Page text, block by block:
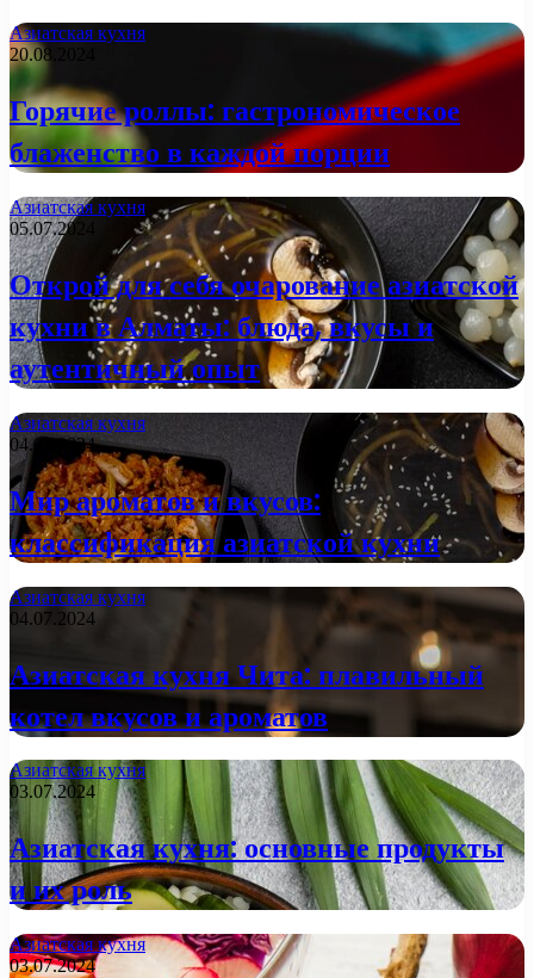
Азиатская кухня
20.08.2024
Горячие роллы: гастрономическое
блаженство в каждой порции
Азиатская кухня
05.07.2024
Открой для себя очарование азиатской
кухни в Алматы: блюда, вкусы и
аутентичный опыт
Азиатская кухня
04.07.2024
Мир ароматов и вкусов:
классификация азиатской кухни
Азиатская кухня
04.07.2024
Азиатская кухня Чита: плавильный
котел вкусов и ароматов
Азиатская кухня
03.07.2024
Азиатская кухня: основные продукты
и их роль
Азиатская кухня
03.07.2024